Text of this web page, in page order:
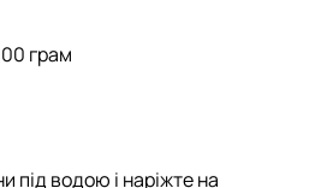
грам
під водою і наріжте на